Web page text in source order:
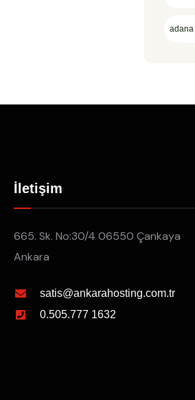
adana
İletişim
665. Sk. No:30/4 06550 Çankaya
Ankara
satis@ankarahosting.com.tr
0.505.777 1632